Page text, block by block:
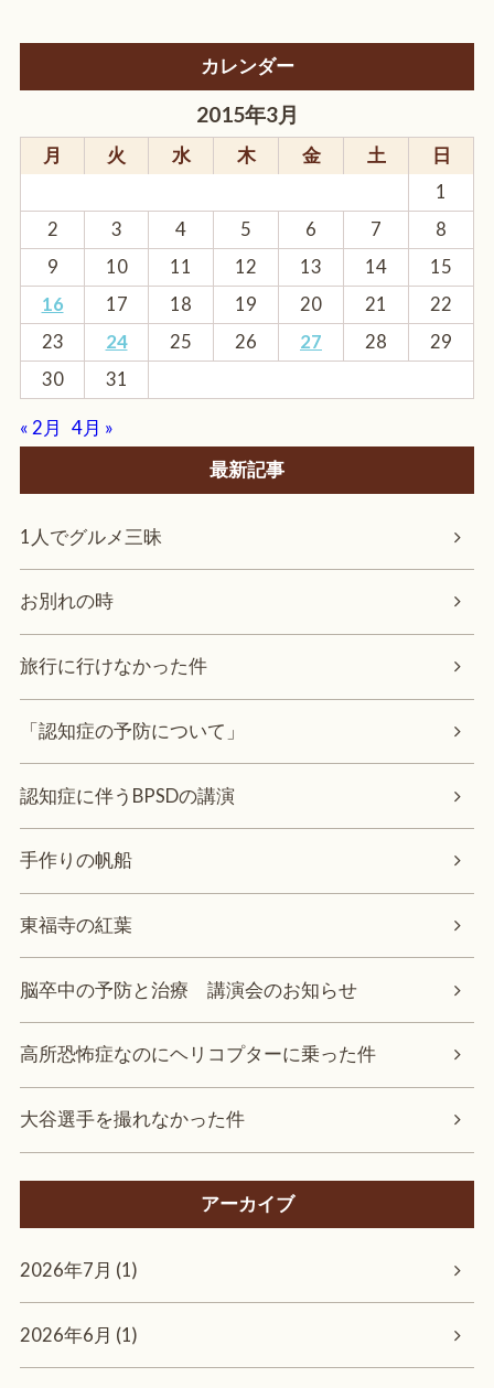
カレンダー
2015年3月
月 火 水 木 金 土
日
1
2
3 4 5 6 7
8
9
10 11 12 13 14
15
16
17 18 19 20 21
22
23
24 25 26 27 28
29
30
31
« 2月
4月 »
最新記事
1人でグルメ三昧
お別れの時
旅行に行けなかった件
「認知症の予防について」
認知症に伴うBPSDの講演
手作りの帆船
東福寺の紅葉
脳卒中の予防と治療 講演会のお知らせ
高所恐怖症なのにヘリコプターに乗った件
大谷選手を撮れなかった件
アーカイブ
2026年7月 (1)
2026年6月 (1)